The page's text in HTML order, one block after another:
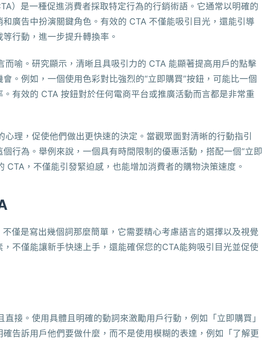
）是一種促進消費者採取特定行為的行銷術語。它通常以明確的
廣告中扮演關鍵角色。有效的 CTA 不僅能吸引目光，還能引導
行動，進一步提升轉換率。
而喻。研究顯示，清晰且具吸引力的 CTA 能顯著提高用戶的點擊
。例如，一個使用色彩對比強烈的“立即購買”按鈕，可能比一個
有效的 CTA 按鈕對於任何電商平台或推廣活動而言都是非常重
心理，促使他們做出更快速的決定。當觀眾面對清晰的行動指引
行為。舉例來說，一個具有時間限制的優惠活動，搭配一個“立即
CTA，不僅能引發緊迫感，也能增加消費者的購物決策速度。
僅是寫出幾個詞那麼簡單，它需要精心考慮語言的選擇以及視覺
不僅能讓新手快速上手，還能確保您的CTA能夠吸引目光並促使
接。使用具體且明確的動詞來激勵用戶行動，例如「立即購買」
告訴用戶他們要做什麼，而不是使用模糊的表達，例如「了解更